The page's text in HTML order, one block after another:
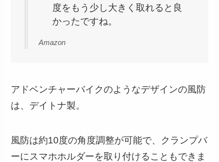
度をもう少し大きく取れると良
かったですね。
Amazon
アドベンチャーバイクのようなデザインの風防
は、デイトナ製。
風防は約10度の角度調整が可能で、クランプバ
ーにスマホホルダーを取り付けることもできま